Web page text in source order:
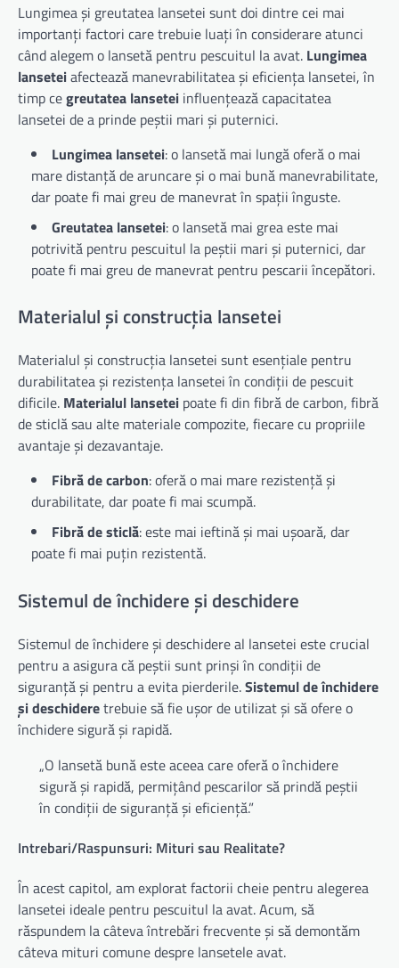
Lungimea și greutatea lansetei sunt doi dintre cei mai
importanți factori care trebuie luați în considerare atunci
când alegem o lansetă pentru pescuitul la avat. Lungimea
lanseteiafectează manevrabilitatea și eficiența lansetei, în
timp cegreutatea lansetei influențează capacitatea
lansetei de a prinde peștii mari și puternici.
Lungimea lansetei: o lansetă mai lungă oferă o mai
mare distanță de aruncare și o mai bună manevrabilitate,
dar poate fi mai greu de manevrat în spații înguste.
Greutatea lansetei: o lansetă mai grea este mai
potrivită pentru pescuitul la peștii mari și puternici, dar
poate fi mai greu de manevrat pentru pescarii începători.
Materialul și construcția lansetei
Materialul și construcția lansetei sunt esențiale pentru
durabilitatea și rezistența lansetei în condiții de pescuit
dificile. Materialul lansetei poate fi din fibră de carbon, fibră
de sticlă sau alte materiale compozite, fiecare cu propriile
avantaje și dezavantaje.
Fibră de carbon: oferă o mai mare rezistență și
durabilitate, dar poate fi mai scumpă.
Fibră de sticlă: este mai ieftină și mai ușoară, dar
poate fi mai puțin rezistentă.
Sistemul de închidere și deschidere
Sistemul de închidere și deschidere al lansetei este crucial
pentru a asigura că peștii sunt prinși în condiții de
siguranță și pentru a evita pierderile.Sistemul de închidere
și deschideretrebuie să fie ușor de utilizat și să ofere o
închidere sigură și rapidă.
„O lansetă bună este aceea care oferă o închidere
sigură și rapidă, permițând pescarilor să prindă peștii
în condiții de siguranță și eficiență.”
Intrebari/Raspunsuri: Mituri sau Realitate?
În acest capitol, am explorat factorii cheie pentru alegerea
lansetei ideale pentru pescuitul la avat. Acum, să
răspundem la câteva întrebări frecvente și să demontăm
câteva mituri comune despre lansetele avat.